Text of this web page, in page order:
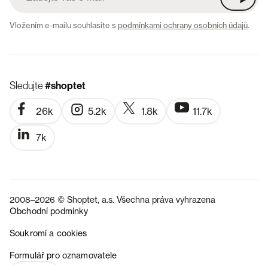
Vložením e-mailu souhlasíte spodmínkami ochrany osobních údajů.
Sledujte#shoptet
26k 5.2k 1.8k 11.7k
7k
2008–2026 © Shoptet, a.s. Všechna práva vyhrazena
Obchodní podmínky
Soukromí a cookies
Formulář pro oznamovatele